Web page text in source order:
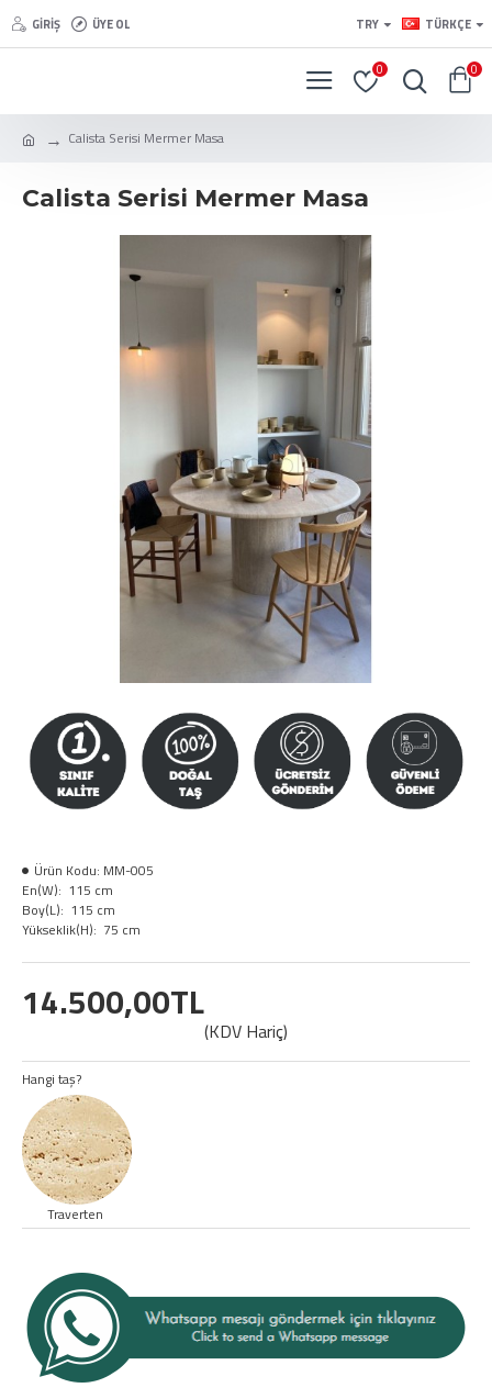
GIRIŞ ÜYE OL TRY TÜRKÇE
0 0
Calista Serisi Mermer Masa
Calista Serisi Mermer Masa
14.500,00TL
(KDV Hariç)
Ürün Kodu: MM-005
En(W): 115 cm
Boy(L): 115 cm
Yükseklik(H): 75 cm
Hangi taş?
Traverten